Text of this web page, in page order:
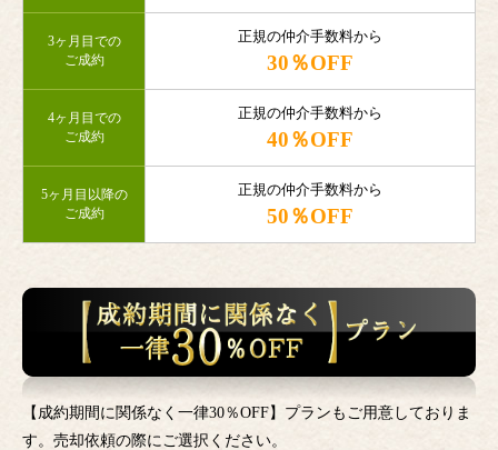
3ヶ月目での
ご成約
正規の仲介手数料から
30％OFF
4ヶ月目での
ご成約
正規の仲介手数料から
40％OFF
5ヶ月目以降の
ご成約
正規の仲介手数料から
50％OFF
【成約期間に関係なく一律30％OFF】プランもご用意しておりま
す。売却依頼の際にご選択ください。